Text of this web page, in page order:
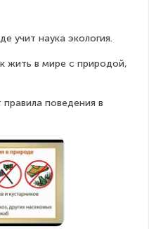
учит наука экология.
жить в мире с природой,
поведения в